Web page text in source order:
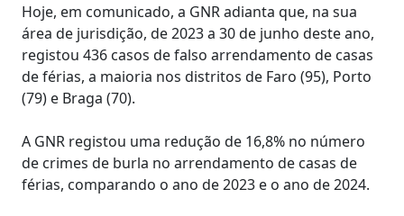
Hoje, em comunicado, a GNR adianta que, na sua
área de jurisdição, de 2023 a 30 de junho deste ano,
registou 436 casos de falso arrendamento de casas
de férias, a maioria nos distritos de Faro (95), Porto
(79) e Braga (70).
A GNR registou uma redução de 16,8% no número
de crimes de burla no arrendamento de casas de
férias, comparando o ano de 2023 e o ano de 2024.